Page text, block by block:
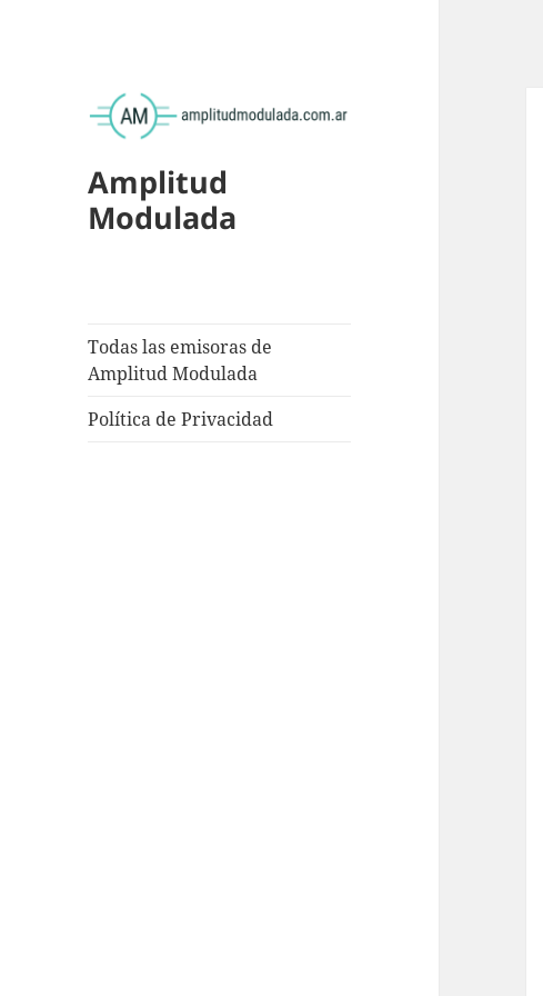
Amplitud
Modulada
Todas las emisoras de
Amplitud Modulada
Política de Privacidad